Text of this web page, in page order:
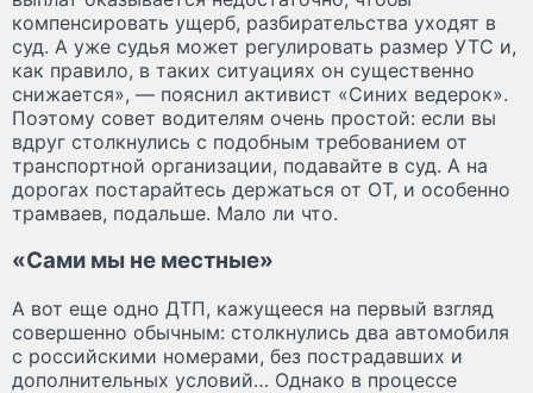
компенсировать ущерб, разбирательства уходят в
суд. А уже судья может регулировать размер УТС и,
как правило, в таких ситуациях он существенно
снижается», — пояснил активист «Синих ведерок».
Поэтому совет водителям очень простой: если вы
вдруг столкнулись с подобным требованием от
транспортной организации, подавайте в суд. А на
дорогах постарайтесь держаться от ОТ, и особенно
трамваев, подальше. Мало ли что.
«Сами мы не местные»
А вот еще одно ДТП, кажущееся на первый взгляд
совершенно обычным: столкнулись два автомобиля
с российскими номерами, без пострадавших и
дополнительных условий… Однако в процессе